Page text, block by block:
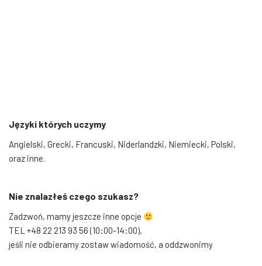
Języki których uczymy
Angielski, Grecki, Francuski, Niderlandzki, Niemiecki, Polski,
oraz inne.
Nie znalazłeś czego szukasz?
Zadzwoń, mamy jeszcze inne opcje
TEL +48 22 213 93 56 (10:00-14:00),
jeśli nie odbieramy zostaw wiadomość, a oddzwonimy